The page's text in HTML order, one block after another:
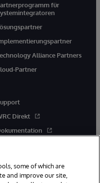
für
Alliance Partners
Partner
Direkt
some of which are
and improve our site,